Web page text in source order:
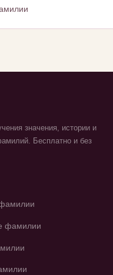
значения, истории и
Бесплатно и без
фамилии